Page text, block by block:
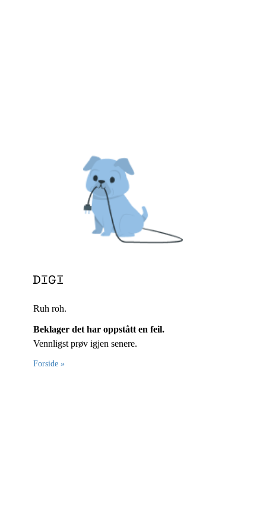
Ruh roh.
Beklager det har oppstått en feil.
Vennligst prøv igjen senere.
Forside »